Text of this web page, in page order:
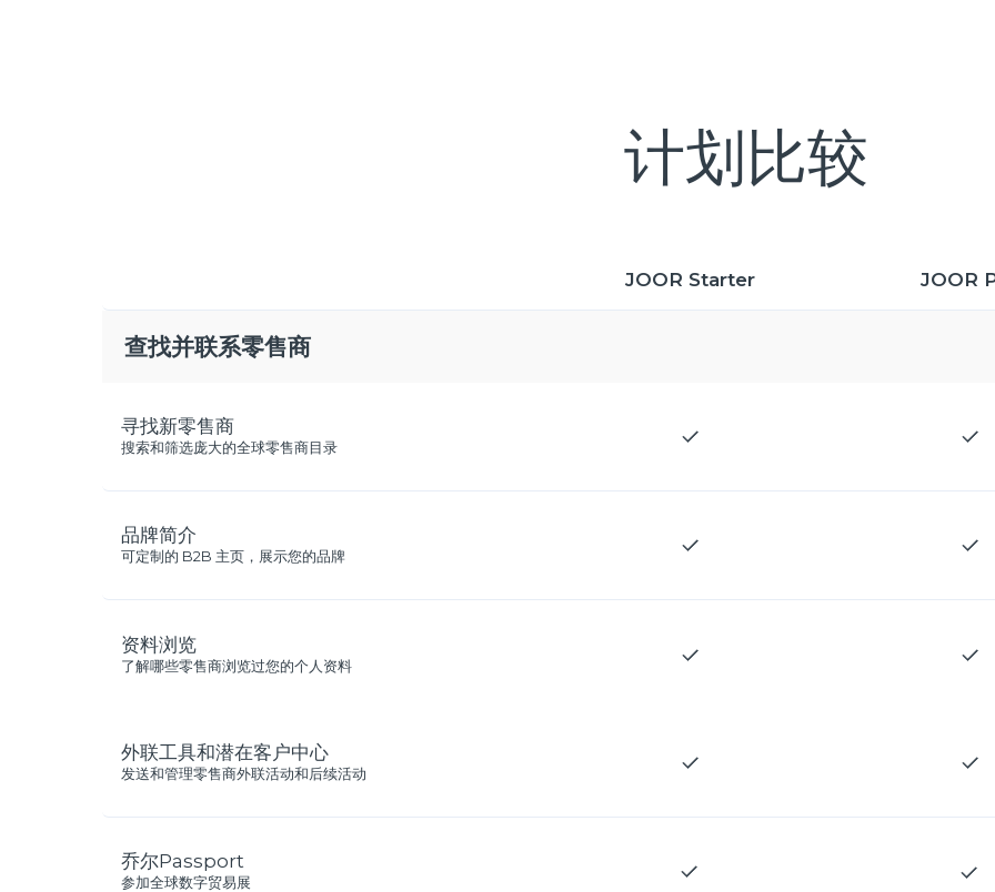
计划比较
JOOR Starter JOOR
查找并联系零售商
寻找新零售商
搜索和筛选庞大的全球零售商目录
品牌简介
可定制的 B2B 主页，展示您的品牌
资料浏览
了解哪些零售商浏览过您的个人资料
外联工具和潜在客户中心
发送和管理零售商外联活动和后续活动
乔尔Passport
参加全球数字贸易展